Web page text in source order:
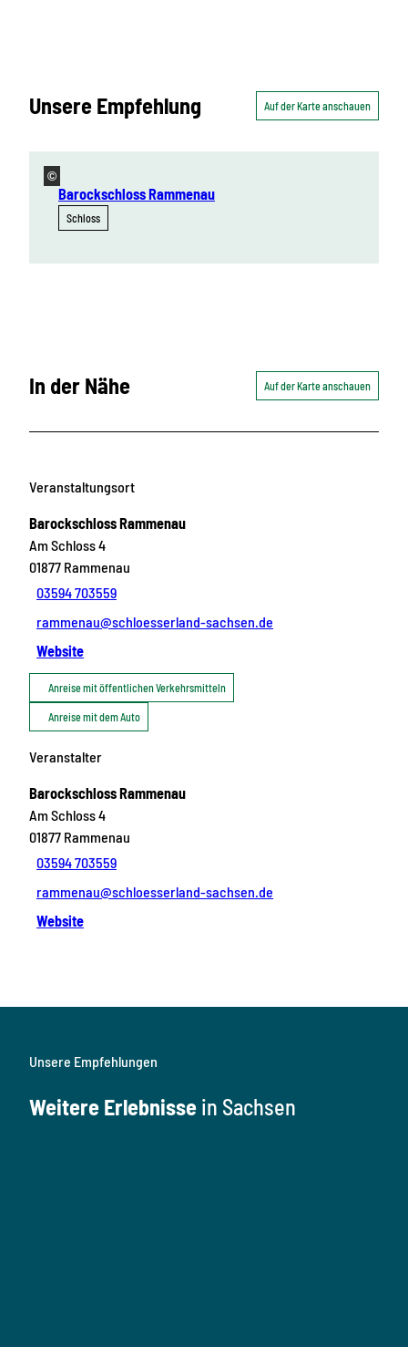
Unsere Empfehlung Auf der Karte anschauen
©
Barockschloss Rammenau
Schloss
In der Nähe Auf der Karte anschauen
Veranstaltungsort
Barockschloss Rammenau
Am Schloss 4
01877 Rammenau
03594 703559
rammenau@schloesserland-sachsen.de
Website
Anreise mit öffentlichen Verkehrsmitteln
Anreise mit dem Auto
Veranstalter
Barockschloss Rammenau
Am Schloss 4
01877 Rammenau
03594 703559
rammenau@schloesserland-sachsen.de
Website
Unsere Empfehlungen
Weitere Erlebnisse in Sachsen